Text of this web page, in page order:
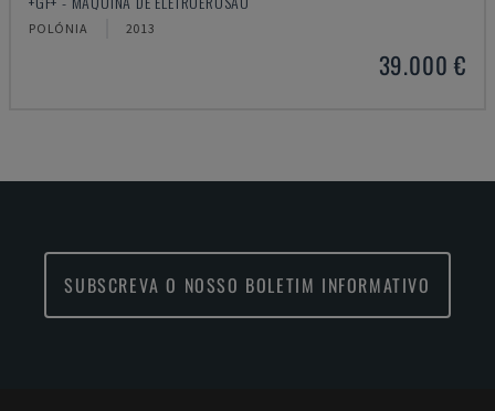
POLÓNIA 2013
39.000 €
SUBSCREVA O NOSSO BOLETIM INFORMATIVO